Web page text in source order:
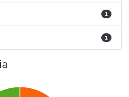
1
1